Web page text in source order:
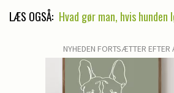
LÆS OGSÅ: Hvad gør man, hvis
NYHEDEN FORTSÆTTER EFTER